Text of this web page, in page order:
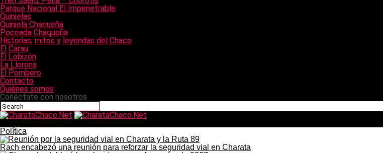
Parque Nacional El Impenetrable
Quinielas
Quiniela Chaqueña
Poceada Chaqueña
Historias, mitos y leyendas del Chaco
El Carau
El Lobizón
La Llorona
El Pombero
Contacto
Quiénes somos
Conéctate con nosotros
Política
Rach encabezó una reunión para reforzar la seguridad vial en Charata